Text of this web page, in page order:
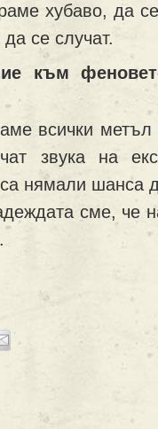
хубаво, да
се случат.
към
всички
звука на
нямали шанса
сме, че